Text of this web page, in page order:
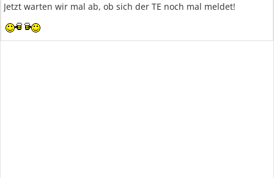
Jetzt warten wir mal ab, ob sich der TE noch mal meldet!